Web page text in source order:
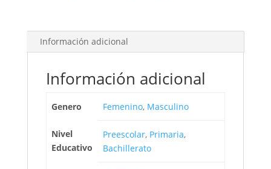
Información adicional
Información adicional
Genero Femenino, Masculino
Nivel
Educativo
Preescolar, Primaria,
Bachillerato